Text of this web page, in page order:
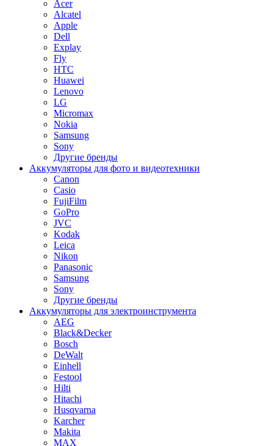
Acer
Alcatel
Apple
Dell
Explay
Fly
HTC
Huawei
Lenovo
LG
Micromax
Nokia
Samsung
Sony
Другие бренды
Аккумуляторы для фото и видеотехники
Canon
Casio
FujiFilm
GoPro
JVC
Kodak
Leica
Nikon
Panasonic
Samsung
Sony
Другие бренды
Аккумуляторы для электроинструмента
AEG
Black&Decker
Bosch
DeWalt
Einhell
Festool
Hilti
Hitachi
Husqvarna
Karcher
Makita
MAX